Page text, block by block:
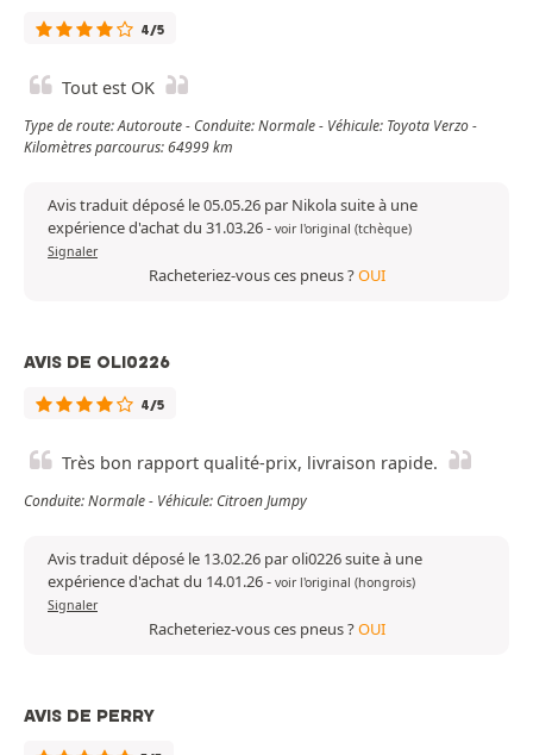
4/5
Tout est OK
Type de route: Autoroute - Conduite: Normale - Véhicule: Toyota Verzo -
Kilomètres parcourus: 64999 km
Avis traduit déposé le 05.05.26 par Nikola suite à une
expérience d'achat du 31.03.26- voir l'original (tchèque)
Signaler
Racheteriez-vous ces pneus ?OUI
AVIS DE OLI0226
4/5
Très bon rapport qualité-prix, livraison rapide.
Conduite: Normale - Véhicule: Citroen Jumpy
Avis traduit déposé le 13.02.26 par oli0226 suite à une
expérience d'achat du 14.01.26- voir l'original (hongrois)
Signaler
Racheteriez-vous ces pneus ?OUI
AVIS DE PERRY